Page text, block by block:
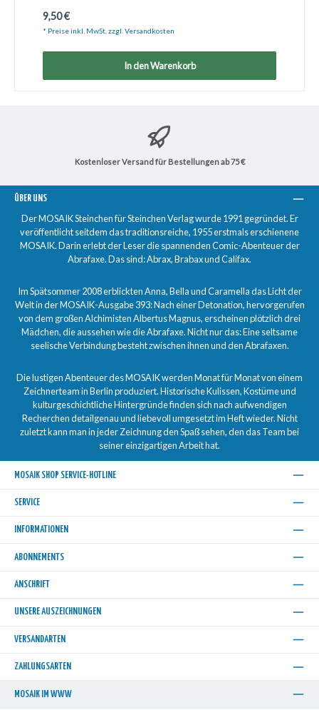
Regulärer Preis:
9,50 €
* Preise inkl. MwSt. zzgl. Versandkosten
In den Warenkorb
Kostenloser Versand für Bestellungen ab 75 €
ÜBER UNS
Der MOSAIK Steinchen für Steinchen Verlag wurde 1991 gegründet. Er
veröffentlicht seitdem das traditionsreiche, 1955 erstmals erschienene
MOSAIK. Darin erlebt der Leser die spannenden Comic-Abenteuer der
Abrafaxe. Das sind: Abrax, Brabax und Califax.
Im Spätsommer 2008 erblickten Anna, Bella und Caramella das Licht der
Welt in der MOSAIK-Ausgabe 393: Nach einer Detonation, hervorgerufen
von dem großen Alchimisten Albertus Magnus, erscheinen plötzlich drei
Mädchen, die aussehen wie die Abrafaxe. Nicht nur das: Eine seltsame
seelische Verbindung besteht zwischen ihnen und den Abrafaxen.
Die lustigen Abenteuer des MOSAIK werden Monat für Monat von einem
Zeichnerteam in Berlin produziert. Historische Kulissen, Kostüme und
kulturgeschichtliche Hintergründe finden sich nach aufwendigen
Recherchen detailgenau und liebevoll umgesetzt im Heft wieder. Nicht
zuletzt kann man in jeder Zeichnung den Spaß sehen, den das Team bei
seiner einzigartigen Arbeit hat.
MOSAIK SHOP SERVICE-HOTLINE
SERVICE
INFORMATIONEN
ABONNEMENTS
ANSCHRIFT
UNSERE AUSZEICHNUNGEN
VERSANDARTEN
ZAHLUNGSARTEN
MOSAIK IM WWW